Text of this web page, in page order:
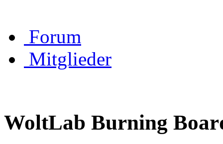
Forum
Mitglieder
WoltLab Burning